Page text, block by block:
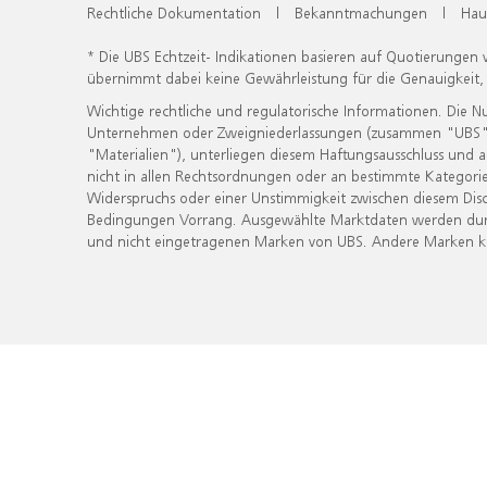
Rechtliche Dokumentation | Bekanntmachungen |
* Die UBS Echtzeit- Indikationen basieren auf
übernimmt dabei keine Gewährleistung für die
Wichtige rechtliche und regulatorische Informationen. Die
Unternehmen oder Zweigniederlassungen (zusammen
"Materialien"), unterliegen diesem Haftungsausschluss
nicht in allen Rechtsordnungen oder an bestimmte
Widerspruchs oder einer Unstimmigkeit zwischen diesem
Bedingungen Vorrang. Ausgewählte Marktdaten werden
und nicht eingetragenen Marken von UBS. Andere Marken